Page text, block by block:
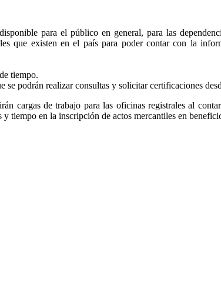
para el público en general, para las
que existen en el país para poder contar con la
tiempo.
podrán realizar consultas y solicitar certificaciones
cargas de trabajo para las oficinas registrales al
en la inscripción de actos mercantiles en